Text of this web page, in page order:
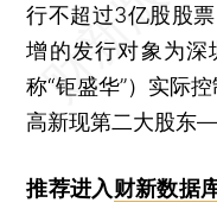
行不超过3亿股股
增的发行对象为
称“钜盛华”）实际
高新现第二大股
推荐进入财新数据